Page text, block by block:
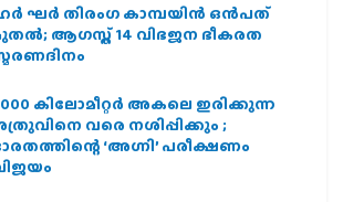
ഘര്‍ തിരംഗ കാമ്പയിന്‍ ഒന്‍പത്
ആഗസ്ത് 14 വിഭജന ഭീകരത
കിലോമീറ്റർ അകലെ ഇരിക്കുന്ന
വരെ നശിപ്പിക്കും ;
‘അഗ്നി’ പരീക്ഷണം